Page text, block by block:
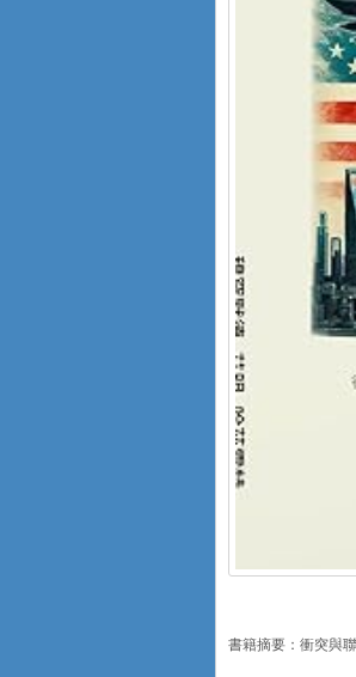
書籍摘要：衝突與